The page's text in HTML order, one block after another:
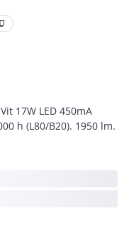
17W LED 450mA
h (L80/B20). 1950 lm.